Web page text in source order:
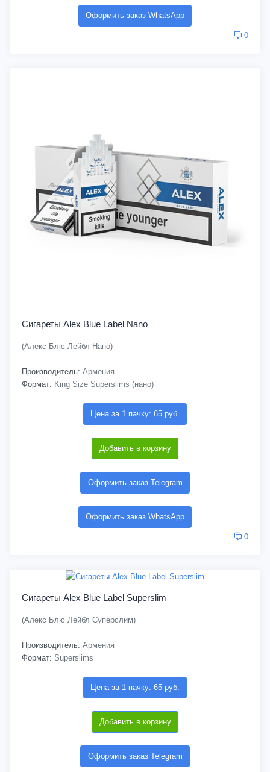
Оформить заказ WhatsApp
0
Сигареты Alex Blue Label Nano
(Алекс Блю Лейбл Нано)
Производитель: Армения
Формат: King Size Superslims (нано)
Цена за 1 пачку: 65 руб.
Добавить в корзину
Оформить заказ Telegram
Оформить заказ WhatsApp
0
Сигареты Alex Blue Label Superslim
(Алекс Блю Лейбл Суперслим)
Производитель: Армения
Формат: Superslims
Цена за 1 пачку: 65 руб.
Добавить в корзину
Оформить заказ Telegram